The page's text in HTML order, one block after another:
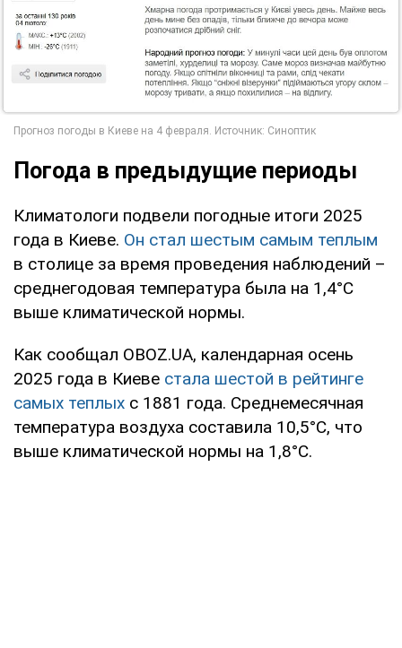
Погода в предыдущие периоды
Климатологи подвели погодные итоги 2025
года в Киеве. Он стал шестым самым теплым
в столице за время проведения наблюдений –
среднегодовая температура была на 1,4°С
выше климатической нормы.
Как сообщал OBOZ.UA, календарная осень
2025 года в Киеве стала шестой в рейтинге
самых теплых с 1881 года. Среднемесячная
температура воздуха составила 10,5°С, что
выше климатической нормы на 1,8°С.